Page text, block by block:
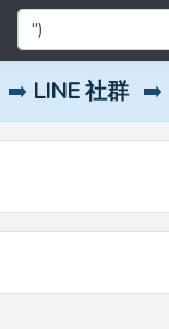
➡️ LINE 社群 ➡️